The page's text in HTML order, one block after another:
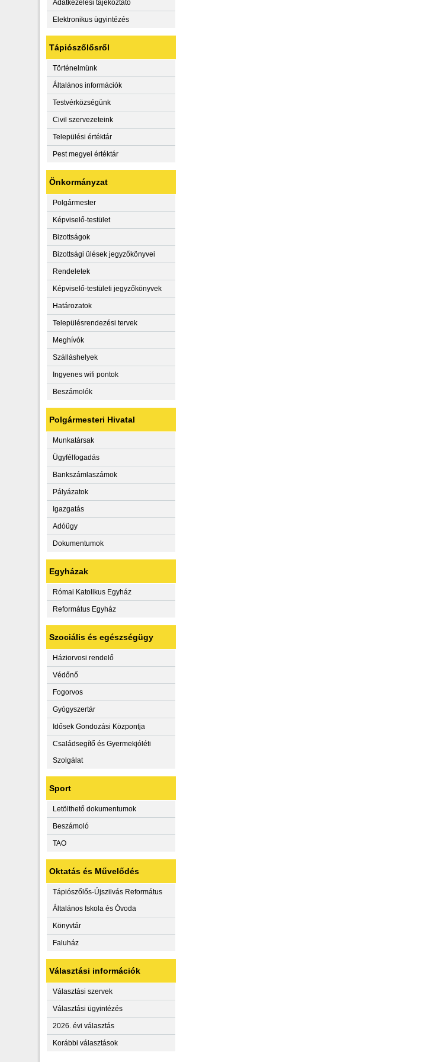
Adatkezelési tájékoztató
Elektronikus ügyintézés
Tápiószőlősről
Történelmünk
Általános információk
Testvérközségünk
Civil szervezeteink
Települési értéktár
Pest megyei értéktár
Önkormányzat
Polgármester
Képviselő-testület
Bizottságok
Bizottsági ülések jegyzőkönyvei
Rendeletek
Képviselő-testületi jegyzőkönyvek
Határozatok
Településrendezési tervek
Meghívók
Szálláshelyek
Ingyenes wifi pontok
Beszámolók
Polgármesteri Hivatal
Munkatársak
Ügyfélfogadás
Bankszámlaszámok
Pályázatok
Igazgatás
Adóügy
Dokumentumok
Egyházak
Római Katolikus Egyház
Református Egyház
Szociális és egészségügy
Háziorvosi rendelő
Védőnő
Fogorvos
Gyógyszertár
Idősek Gondozási Központja
Családsegítő és Gyermekjóléti
Szolgálat
Sport
Letölthető dokumentumok
Beszámoló
TAO
Oktatás és Művelődés
Tápiószőlős-Újszilvás Református
Általános Iskola és Óvoda
Könyvtár
Faluház
Választási információk
Választási szervek
Választási ügyintézés
2026. évi választás
Korábbi választások